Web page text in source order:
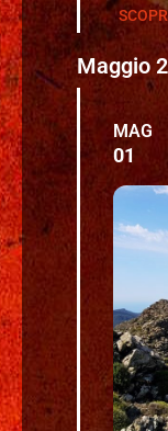
Maggio
MAG
01